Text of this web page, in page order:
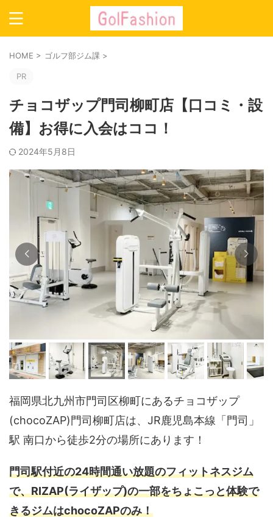
HOME > ゴルフ部ジム課 >
PR
チョコザップ門司柳町店【口コミ・設
備】お得に入会はココ！
2024年5月8日
福岡県北九州市門司区柳町にあるチョコザップ
(chocoZAP)門司柳町店は、JR鹿児島本線「門司」
駅 南口から徒歩2分の場所にあります！
門司駅付近の24時間通い放題のフィットネスジム
で、RIZAP(ライザップ)の一部をちょこっと体験で
きるジムはchocoZAPのみ！